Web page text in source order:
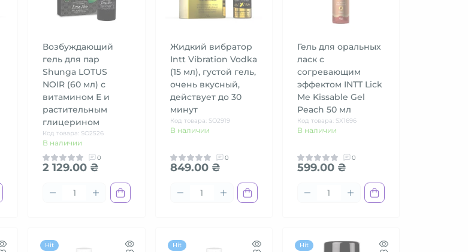
Возбуждающий
гель для пар
Shunga LOTUS
NOIR (60 мл) с
витамином Е и
растительным
глицерином
Код товара: SO2526
В наличии
0
2 129.00 ₴
Жидкий вибратор
Intt Vibration Vodka
(15 мл), густой гель,
очень вкусный,
действует до 30
минут
Код товара: SO2919
В наличии
0
849.00 ₴
Гель для оральных
ласк с
согревающим
эффектом INTT Lick
Me Kissable Gel
Peach 50 мл
Код товара: SX1696
В наличии
0
599.00 ₴
Hit Hit Hit